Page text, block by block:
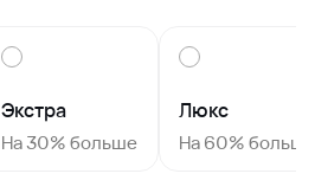
Экстра
На 30% больше
Люкс
На 60% больше